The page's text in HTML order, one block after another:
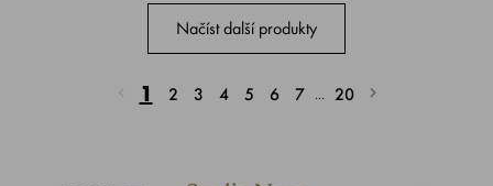
Načíst další produkty
1 2 3 4 5 6 7 ... 20